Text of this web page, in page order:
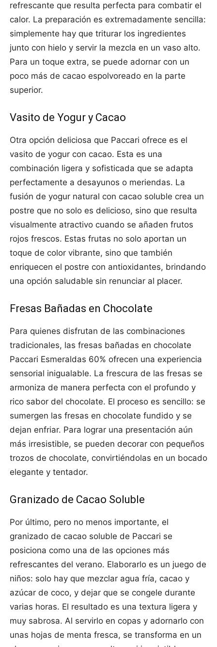
refrescante que resulta perfecta para combatir el
calor. La preparación es extremadamente sencilla:
simplemente hay que triturar los ingredientes
junto con hielo y servir la mezcla en un vaso alto.
Para un toque extra, se puede adornar con un
poco más de cacao espolvoreado en la parte
superior.
Vasito de Yogur y Cacao
Otra opción deliciosa que Paccari ofrece es el
vasito de yogur con cacao. Esta es una
combinación ligera y sofisticada que se adapta
perfectamente a desayunos o meriendas. La
fusión de yogur natural con cacao soluble crea un
postre que no solo es delicioso, sino que resulta
visualmente atractivo cuando se añaden frutos
rojos frescos. Estas frutas no solo aportan un
toque de color vibrante, sino que también
enriquecen el postre con antioxidantes, brindando
una opción saludable sin renunciar al placer.
Fresas Bañadas en Chocolate
Para quienes disfrutan de las combinaciones
tradicionales, las fresas bañadas en chocolate
Paccari Esmeraldas 60% ofrecen una experiencia
sensorial inigualable. La frescura de las fresas se
armoniza de manera perfecta con el profundo y
rico sabor del chocolate. El proceso es sencillo: se
sumergen las fresas en chocolate fundido y se
dejan enfriar. Para lograr una presentación aún
más irresistible, se pueden decorar con pequeños
trozos de chocolate, convirtiéndolas en un bocado
elegante y tentador.
Granizado de Cacao Soluble
Por último, pero no menos importante, el
granizado de cacao soluble de Paccari se
posiciona como una de las opciones más
refrescantes del verano. Elaborarlo es un juego de
niños: solo hay que mezclar agua fría, cacao y
azúcar de coco, y dejar que se congele durante
varias horas. El resultado es una textura ligera y
muy sabrosa. Al servirlo en copas y adornarlo con
unas hojas de menta fresca, se transforma en un